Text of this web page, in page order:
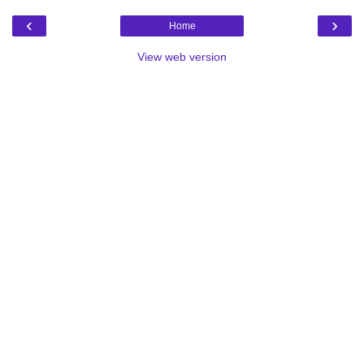
‹ ›
Home
View web version